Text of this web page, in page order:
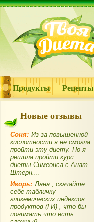
Продукты Рецепты
Новые отзывы
Соня: Из-за повышенной
кислотности я не смогла
пройти эту диету. Но я
решила пройти курс
диеты Симеонса с Анат
Штерн....
Игорь: Лана , скачайте
себе табличку
гликемических индексов
продуктов (ГИ) , что бы
понимать что есть